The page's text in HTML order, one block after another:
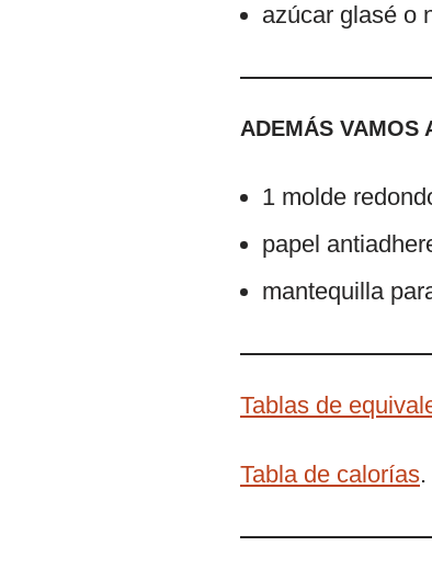
azúcar glasé o
ADEMÁS VAMOS
1 molde
papel
mantequilla
Tablas de
Tabla de calorías.